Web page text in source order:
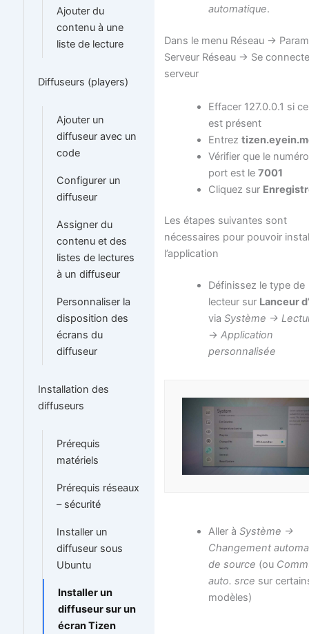
Ajouter du
contenu à une
liste de lecture
Diffuseurs (players)
Ajouter un
diffuseur avec un
code
Configurer un
diffuseur
Assigner du
contenu et des
listes de lectures
à un diffuseur
Personnaliser la
disposition des
écrans du
diffuseur
Installation des
diffuseurs
Prérequis
matériels
Prérequis réseaux
– sécurité
Installer un
diffuseur sous
Ubuntu
Installer un
diffuseur sur un
écran Tizen
automatique.
Dans le menu Réseau ->
Serveur Réseau -> Se
serveur
Effacer 127.0.0.1 si
est présent
Entrez
Vérifier que le
port est le7001
Cliquez sur
Les étapes suivantes sont
nécessaires pour pouvoir
l’application
Définissez le type de
lecteur sur Lanceur
viaSystème ->
->Application
personnalisée
Aller àSystème ->
Changement
de source (ou
auto. srce sur
modèles)